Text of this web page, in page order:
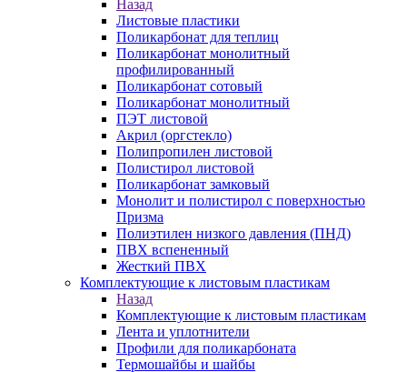
Назад
Листовые пластики
Поликарбонат для теплиц
Поликарбонат монолитный
профилированный
Поликарбонат сотовый
Поликарбонат монолитный
ПЭТ листовой
Акрил (оргстекло)
Полипропилен листовой
Полистирол листовой
Поликарбонат замковый
Монолит и полистирол с поверхностью
Призма
Полиэтилен низкого давления (ПНД)
ПВХ вспененный
Жесткий ПВХ
Комплектующие к листовым пластикам
Назад
Комплектующие к листовым пластикам
Лента и уплотнители
Профили для поликарбоната
Термошайбы и шайбы